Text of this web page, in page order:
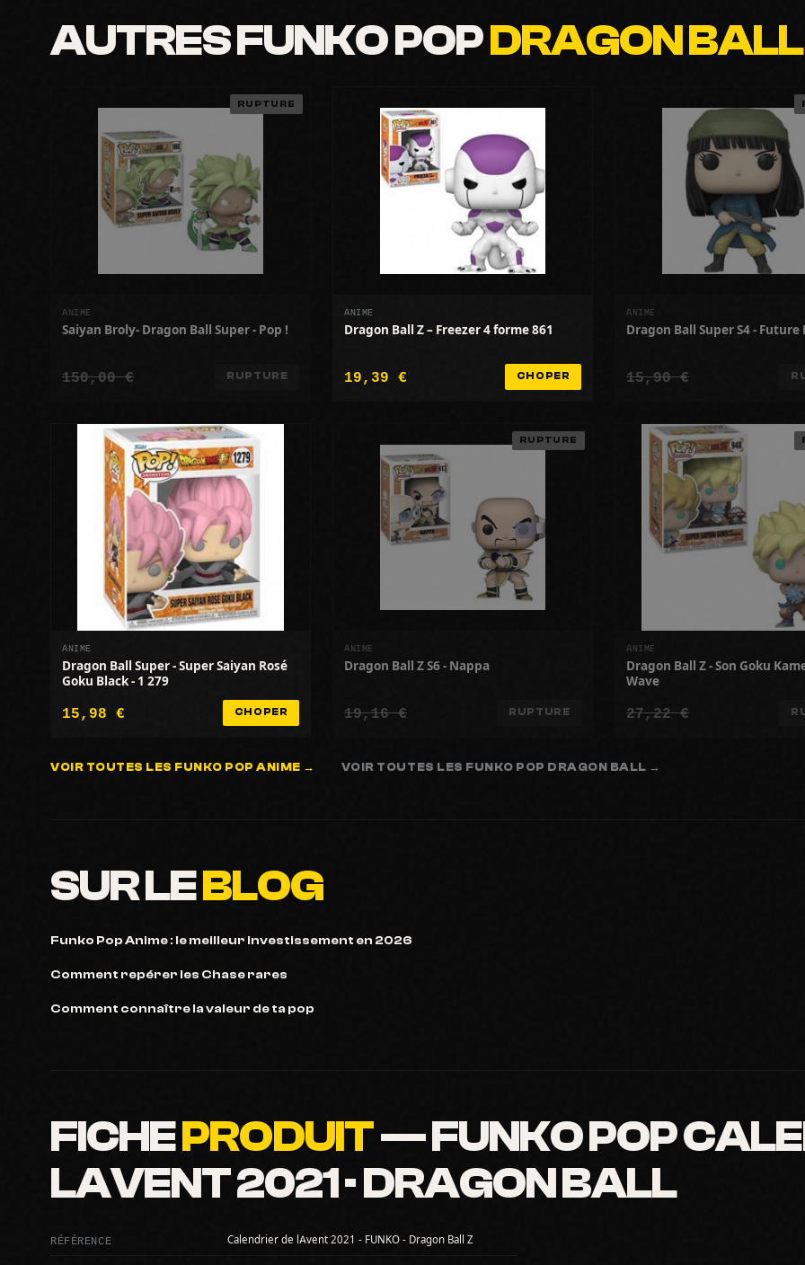
AUTRES FUNKO POPDRAGON BALL
RUPTURE
ANIME
Saiyan Broly- Dragon Ball Super - Pop !
150,00 € RUPTURE
ANIME
Dragon Ball Z – Freezer 4 forme 861
19,39 € CHOPER
ANIME
Dragon Ball Super S4 - Future
15,90 €
ANIME
Dragon Ball Super - Super Saiyan Rosé
Goku Black - 1 279
15,98 € CHOPER
RUPTURE
ANIME
Dragon Ball Z S6 - Nappa
19,16 € RUPTURE
ANIME
Dragon Ball Z - Son Goku
Wave
27,22 €
VOIR TOUTES LES FUNKO POP ANIME → VOIR TOUTES LES FUNKO POP DRAGON BALL →
SUR LEBLOG
Funko Pop Anime : le meilleur investissement en 2026
Comment repérer les Chase rares
Comment connaître la valeur de ta pop
FICHEPRODUIT— FUNKO POP
LAVENT 2021 · DRAGON BALL
RÉFÉRENCE Calendrier de lAvent 2021 - FUNKO - Dragon Ball Z